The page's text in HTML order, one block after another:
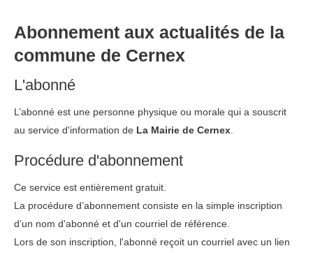
Abonnement aux actualités de la
commune de Cernex
L'abonné
L’abonné est une personne physique ou morale qui a souscrit
au service d'information de La Mairie de Cernex
Procédure d'abonnement
Ce service est entièrement gratuit.
La procédure d’abonnement consiste en la simple inscription
d’un nom d'abonné et d'un courriel de référence.
Lors de son inscription, l'abonné reçoit un courriel avec un lien